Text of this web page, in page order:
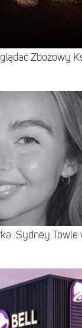
Zbożowy
Sydney Towle